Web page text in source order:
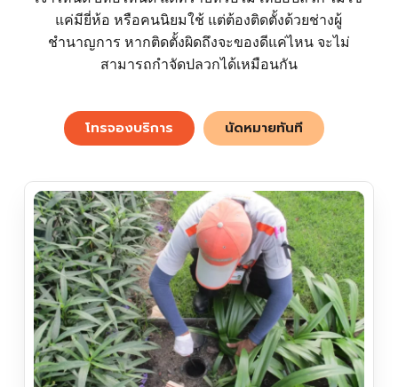
แค่มียี่ห้อ หรือคนนิยมใช้ แต่ต้องติดตั้งด้วยช่างผู้
ชำนาญการ หากติดตั้งผิดถึงจะของดีแค่ไหน จะไม่
สามารถกำจัดปลวกได้เหมือนกัน
โทรจองบริการ นัดหมายทันที